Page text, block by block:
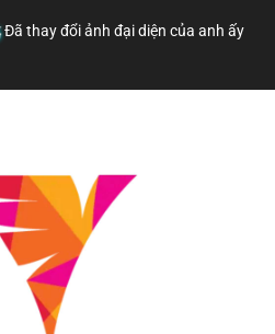
Đã thay đổi ảnh đại diện của anh ấy